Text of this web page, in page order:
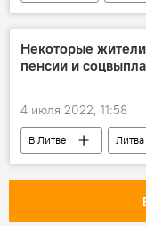
санкции против России
Санкции против
Некоторые
пенсии и
4 июля 2022, 11:58
В Литве Литва
Экономика